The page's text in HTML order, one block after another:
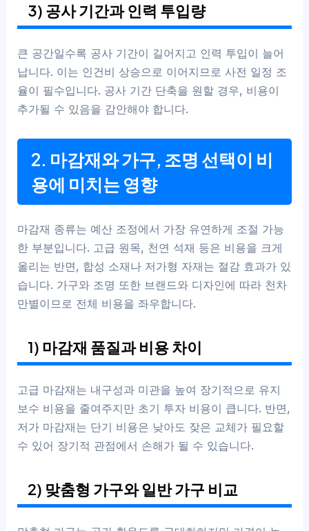
3) 공사 기간과 인력 투입량
큰 공간일수록 공사 기간이 길어지고 인력 투입이 늘어
납니다. 이는 인건비 상승으로 이어지므로 사전 일정 조
율이 필수입니다. 공사 기간 단축을 원할 경우, 비용이
추가될 수 있음을 감안해야 합니다.
2. 마감재와 가구, 조명 선택이 비
용에 미치는 영향
마감재 종류는 예산 조정에서 가장 유연하게 조절 가능
한 부분입니다. 고급 원목, 천연 석재 등은 비용을 크게
올리는 반면, 합성 소재나 저가형 자재는 절감 효과가 있
습니다. 가구와 조명 또한 브랜드와 디자인에 따라 천차
만별이므로 전체 비용을 좌우합니다.
1) 마감재 품질과 비용 차이
고급 마감재는 내구성과 미관을 높여 장기적으로 유지
보수 비용을 줄여주지만 초기 투자 비용이 큽니다. 반면,
저가 마감재는 단기 비용은 낮아도 잦은 교체가 필요할
수 있어 장기적 관점에서 손해가 될 수 있습니다.
2) 맞춤형 가구와 일반 가구 비교